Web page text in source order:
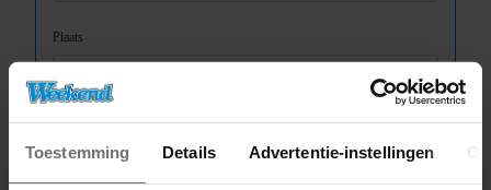
Toestemming Details Advertentie-instellingen